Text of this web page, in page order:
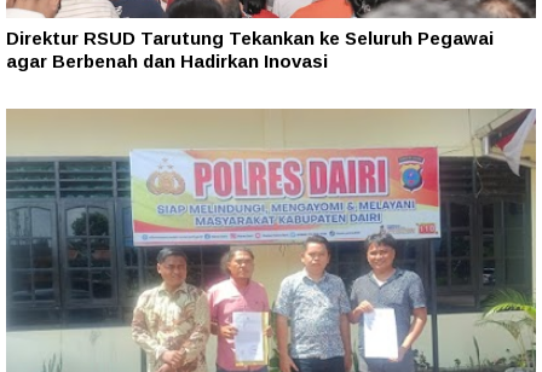
Direktur RSUD Tarutung Tekankan ke Seluruh Pegawai
agar Berbenah dan Hadirkan Inovasi